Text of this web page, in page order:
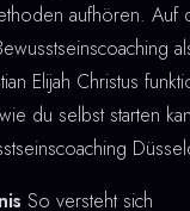
aufhören. Auf
Elijah Christus
du selbst starten
So versteht sich